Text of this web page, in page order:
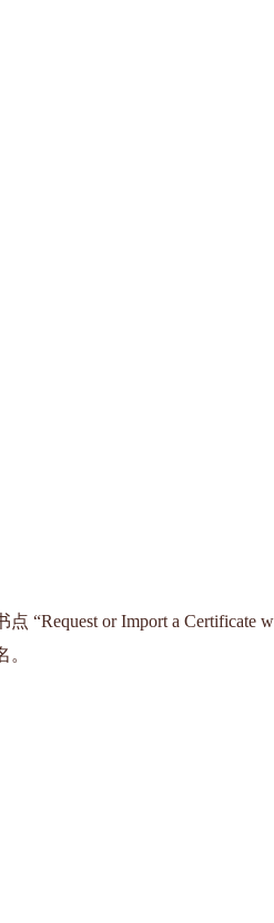
点 “Request or Import a